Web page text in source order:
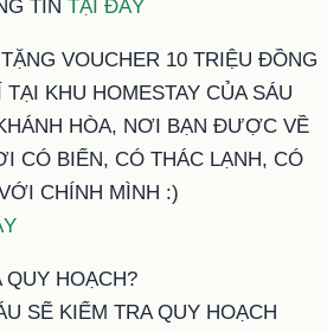
TIN TẠI ĐÂY
VOUCHER 10 TRIỆU ĐỒNG
KHU HOMESTAY CỦA SÁU
HÒA, NƠI BẠN ĐƯỢC VỀ
CÓ BIỂN, CÓ THÁC LẠNH, CÓ
CHÍNH MÌNH :)
QUY HOẠCH?
SẼ KIỂM TRA QUY HOẠCH